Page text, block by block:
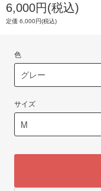
6,000円(税込)
定価 6,000円(税込)
色
サイズ